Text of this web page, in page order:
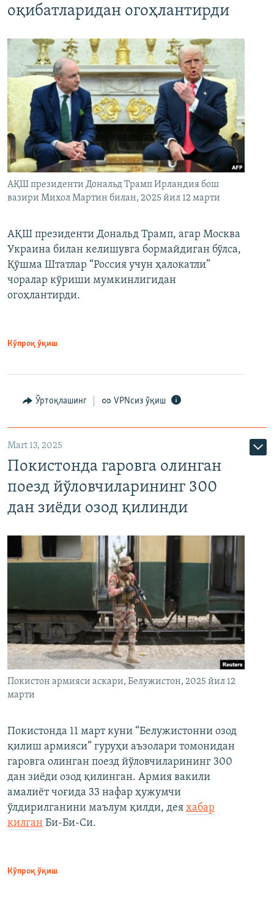
оқибатларидан огоҳлантирди
АҚШ президенти Дональд Трамп Ирландия бош
вазири Михол Мартин билан, 2025 йил 12 марти
АҚШ президенти Дональд Трамп, агар Москва
Украина билан келишувга бормайдиган бўлса,
Қўшма Штатлар “Россия учун ҳалокатли”
чоралар кўриши мумкинлигидан
огоҳлантирди.
Кўпроқ ўқиш
Ўртоқлашинг VPNсиз ўқиш
Mart 13, 2025
Покистонда гаровга олинган
поезд йўловчиларининг 300
дан зиёди озод қилинди
Покистон армияси аскари, Белужистон, 2025 йил 12
марти
Покистонда 11 март куни “Белужистонни озод
қилиш армияси” гуруҳи аъзолари томонидан
гаровга олинган поезд йўловчиларининг 300
дан зиёди озод қилинган. Армия вакили
амалиёт чоғида 33 нафар ҳужумчи
ўлдирилганини маълум қилди, дея хабар
қилган Би-Би-Си.
Кўпроқ ўқиш